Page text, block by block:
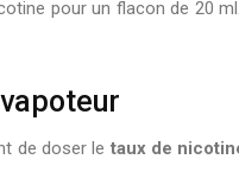
pour un flacon de 20
de doser le taux de